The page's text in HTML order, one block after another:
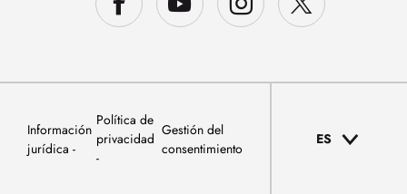
Información
jurídica
Política de
privacidad
Gestión del
consentimiento
ES